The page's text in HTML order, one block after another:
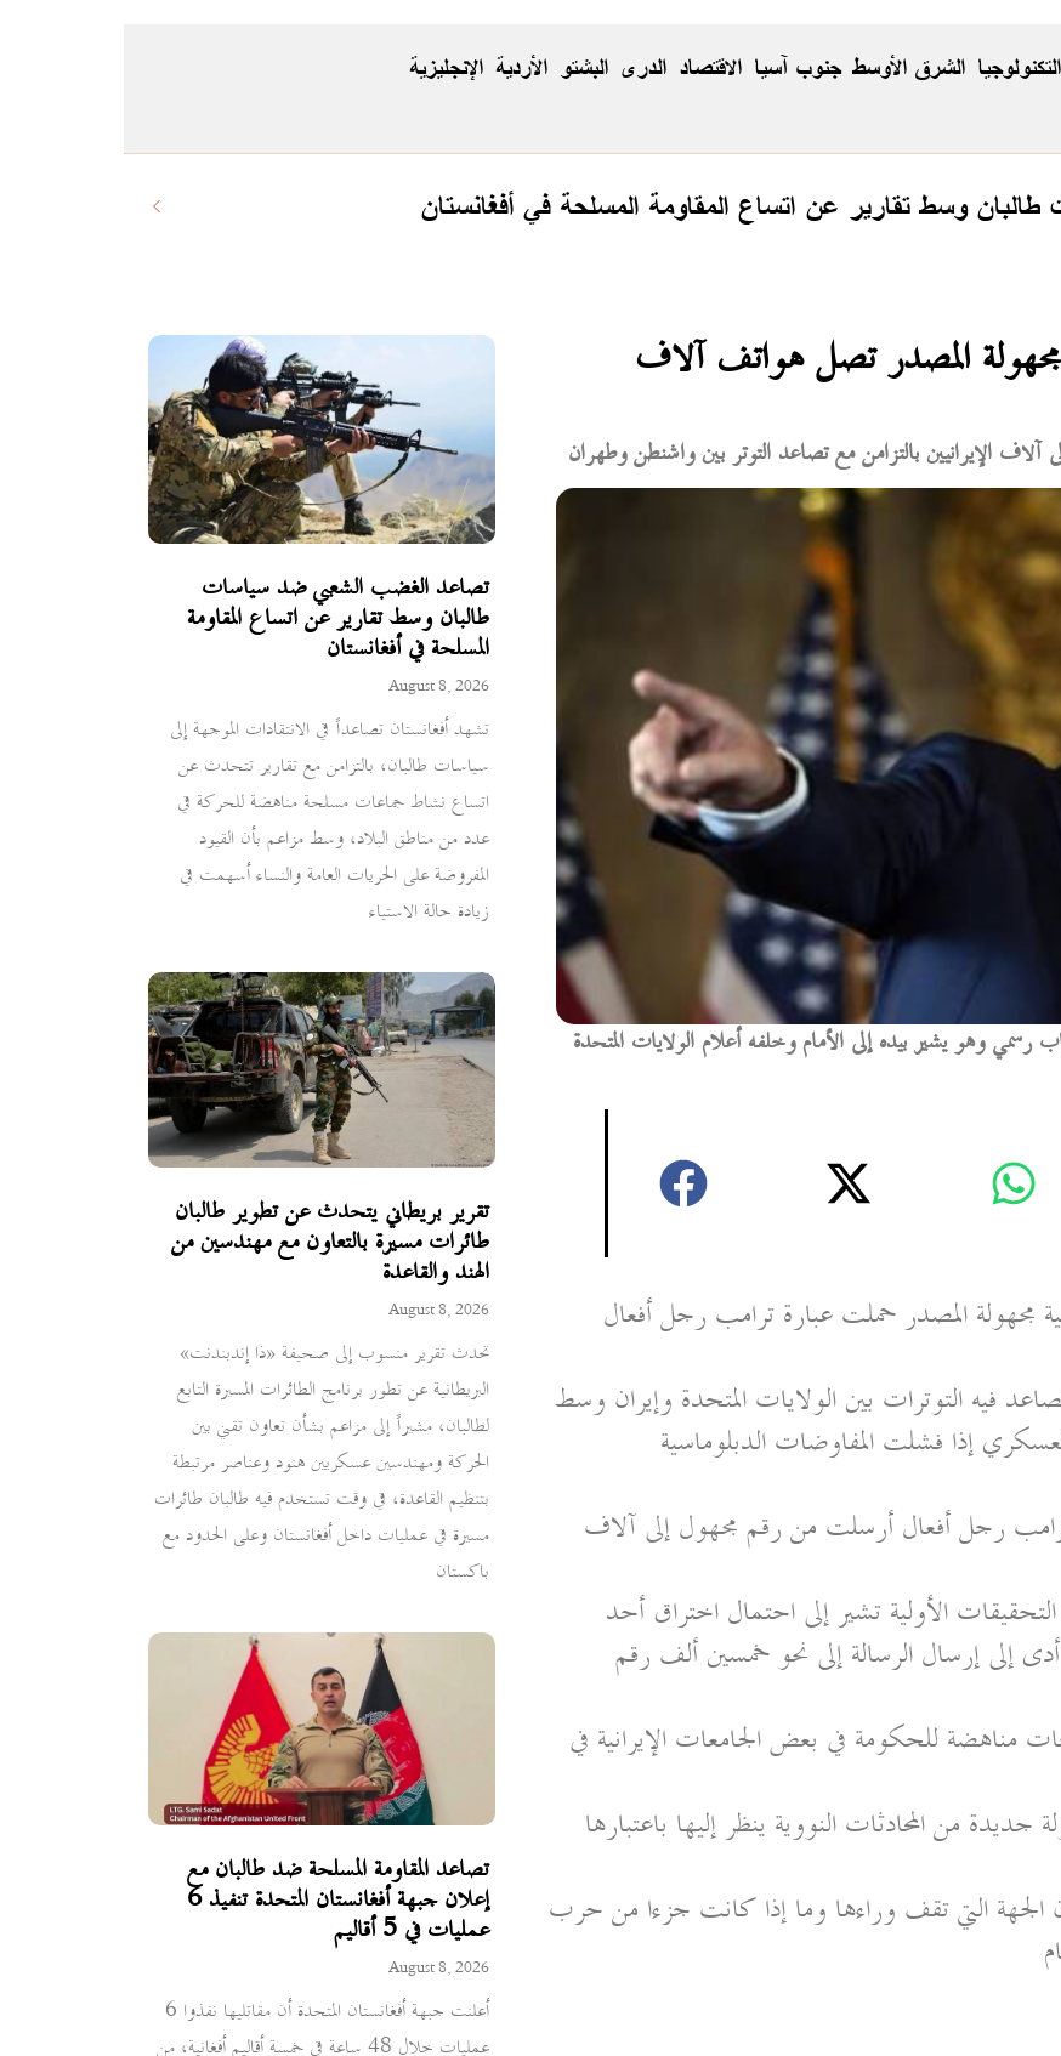
الاقتصاد جنوب آسيا الشرق الأوسط التكنولوجيا الإنجليزية الأردية البشتو الدری
وسط تقارير عن اتساع المقاومة المسلحة في أفغانستان
تصاعد الغضب الشعبي ضد سياسات
طالبان وسط تقارير عن اتساع المقاومة
المسلحة في أفغانستان
August 8, 2026
تشهد أفغانستان تصاعداً في الانتقادات الموجهة إلى
سياسات طالبان، بالتزامن مع تقارير تتحدث عن
اتساع نشاط جماعات مسلحة مناهضة للحركة في
عدد من مناطق البلاد، وسط مزاعم بأن القيود
المفروضة على الحريات العامة والنساء أسهمت في
زيادة حالة الاستياء
تقرير بريطاني يتحدث عن تطوير طالبان
طائرات مسيرة بالتعاون مع مهندسين من
الهند والقاعدة
August 8, 2026
تحدث تقرير منسوب إلى صحيفة «ذا إندبندنت»
البريطانية عن تطور برنامج الطائرات المسيرة التابع
لطالبان، مشيراً إلى مزاعم بشأن تعاون تقني بين
الحركة ومهندسين عسكريين هنود وعناصر مرتبطة
بتنظيم القاعدة، في وقت تستخدم فيه طالبان طائرات
مسيرة في عمليات داخل أفغانستان وعلى الحدود مع
باكستان
تصاعد المقاومة المسلحة ضد طالبان مع
إعلان جبهة أفغانستان المتحدة تنفيذ 6
عمليات في 5 أقاليم
August 8, 2026
أعلنت جبهة أفغانستان المتحدة أن مقاتليها نفذوا 6
عمليات خلال 48 ساعة في خمسة أقاليم أفغانية، من
المصدر تصل هواتف آلاف
الإيرانيين بالتزامن مع تصاعد التوتر بين واشنطن وطهران
وهو يشير بيده إلى الأمام وخلفه أعلام الولايات المتحدة
مجهولة المصدر حملت عبارة ترامب رجل أفعال
فيه التوترات بين الولايات المتحدة وإيران وسط
إذا فشلت المفاوضات الدبلوماسية
رجل أفعال أرسلت من رقم مجهول إلى آلاف
الأولية تشير إلى احتمال اختراق أحد
إلى إرسال الرسالة إلى نحو خمسين ألف رقم
للحكومة في بعض الجامعات الإيرانية في
من المحادثات النووية ينظر إليها باعتبارها
الجهة التي تقف وراءها وما إذا كانت جزءا من حرب